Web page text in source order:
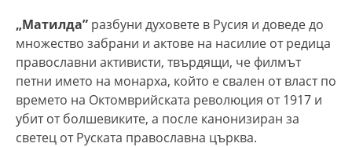
„Матилда” разбуни духовете в Русия и доведе до
множество забрани и актове на насилие от редица
православни активисти, твърдящи, че филмът
петни името на монарха, който е свален от власт по
времето на Октомврийската революция от 1917 и
убит от болшевиките, а после канонизиран за
светец от Руската православна църква.